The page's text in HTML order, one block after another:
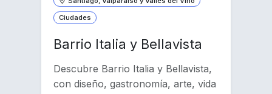
Ciudades
Barrio Italia y Bellavista
Descubre Barrio Italia y Bellavista,
con diseño, gastronomía, arte, vida